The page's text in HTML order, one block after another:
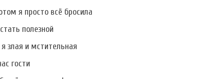
Тимура
Фото Элины
я просто всё бросила
полезной
злая и мстительная
гости